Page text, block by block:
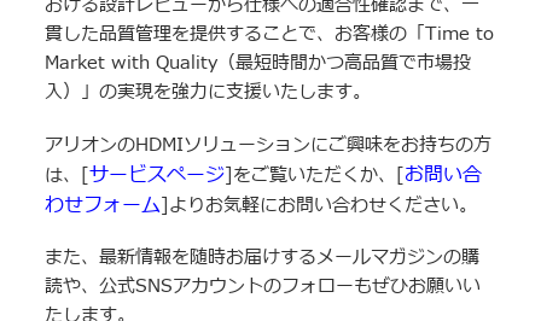
おける設計レビューから仕様への適合性確認まで、一
貫した品質管理を提供することで、お客様の「Time to
Market with Quality（最短時間かつ高品質で市場投
入）」の実現を強力に支援いたします。
アリオンのHDMIソリューションにご興味をお持ちの方
は、[サービスページ]をご覧いただくか、[お問い合
わせフォーム]よりお気軽にお問い合わせください。
また、最新情報を随時お届けするメールマガジンの購
読や、公式SNSアカウントのフォローもぜひお願いい